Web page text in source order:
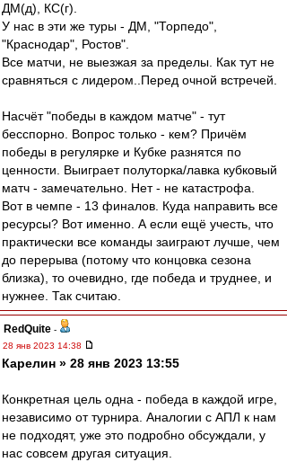
ДМ(д), КС(г).
У нас в эти же туры - ДМ, "Торпедо",
"Краснодар", Ростов".
Все матчи, не выезжая за пределы. Как тут не
сравняться с лидером..Перед очной встречей.
Насчёт "победы в каждом матче" - тут
бесспорно. Вопрос только - кем? Причём
победы в регулярке и Кубке разнятся по
ценности. Выиграет полуторка/лавка кубковый
матч - замечательно. Нет - не катастрофа.
Вот в чемпе - 13 финалов. Куда направить все
ресурсы? Вот именно. А если ещё учесть, что
практически все команды заиграют лучше, чем
до перерыва (потому что концовка сезона
близка), то очевидно, где победа и труднее, и
нужнее. Так считаю.
RedQuite -
28 янв 2023 14:38
Карелин » 28 янв 2023 13:55
Конкретная цель одна - победа в каждой игре,
независимо от турнира. Аналогии с АПЛ к нам
не подходят, уже это подробно обсуждали, у
нас совсем другая ситуация.